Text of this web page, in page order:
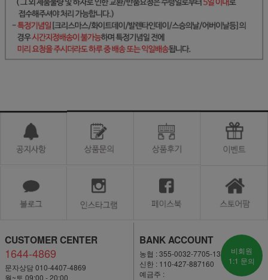
CUSTOMER CENTER
1644-4869
문자상담 010-4407-4869
월~토 09:00 - 20:00
BANK ACCOUNT
농협 : 355-0032-7705-13
신한 : 110-427-887160
예금주 :
비회원
1:1 문의